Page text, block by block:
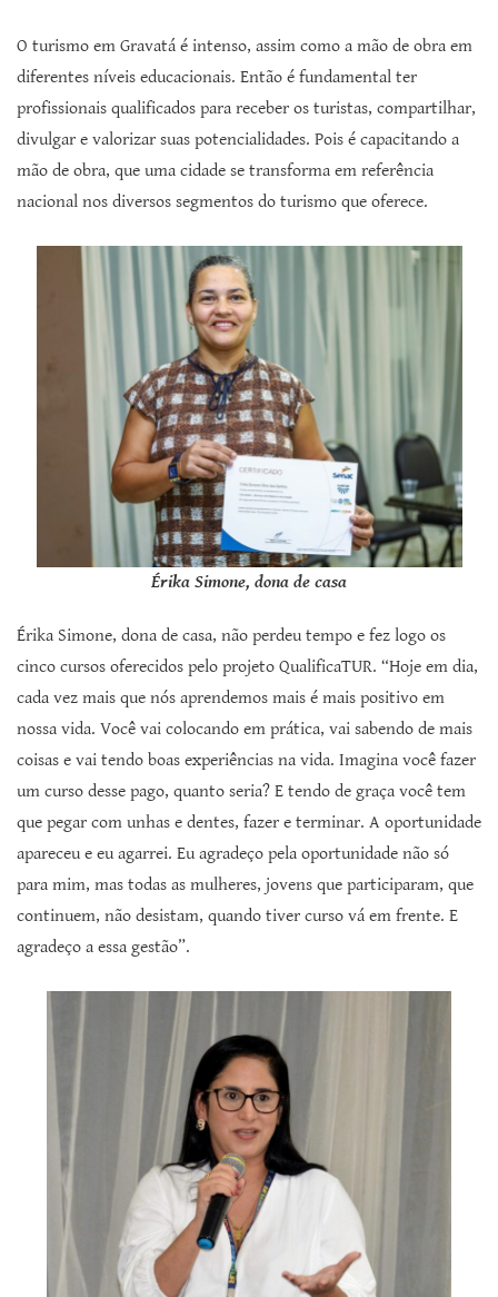
O turismo em Gravatá é intenso, assim como a mão de obra em
diferentes níveis educacionais. Então é fundamental ter
profissionais qualificados para receber os turistas, compartilhar,
divulgar e valorizar suas potencialidades. Pois é capacitando a
mão de obra, que uma cidade se transforma em referência
nacional nos diversos segmentos do turismo que oferece.
Érika Simone, dona de casa
Érika Simone, dona de casa, não perdeu tempo e fez logo os
cinco cursos oferecidos pelo projeto QualificaTUR. “Hoje em dia,
cada vez mais que nós aprendemos mais é mais positivo em
nossa vida. Você vai colocando em prática, vai sabendo de mais
coisas e vai tendo boas experiências na vida. Imagina você fazer
um curso desse pago, quanto seria? E tendo de graça você tem
que pegar com unhas e dentes, fazer e terminar. A oportunidade
apareceu e eu agarrei. Eu agradeço pela oportunidade não só
para mim, mas todas as mulheres, jovens que participaram, que
continuem, não desistam, quando tiver curso vá em frente. E
agradeço a essa gestão”.